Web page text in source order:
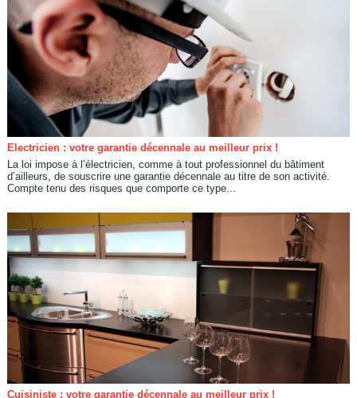
Electricien : votre garantie décennale au meilleur prix !
La loi impose à l’électricien, comme à tout professionnel du bâtiment
d’ailleurs, de souscrire une garantie décennale au titre de son activité.
Compte tenu des risques que comporte ce type...
Cuisiniste : votre garantie décennale au meilleur prix !